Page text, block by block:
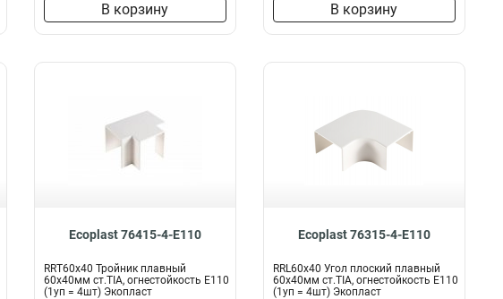
В корзину В корзину
Ecoplast 76415-4-E110
RRT60х40 Тройник плавный
60х40мм ст.TIA, огнестойкость E110
(1уп = 4шт) Экопласт
Ecoplast 76315-4-E110
RRL60x40 Угол плоский плавный
60х40мм ст.TIA, огнестойкость E110
(1уп = 4шт) Экопласт